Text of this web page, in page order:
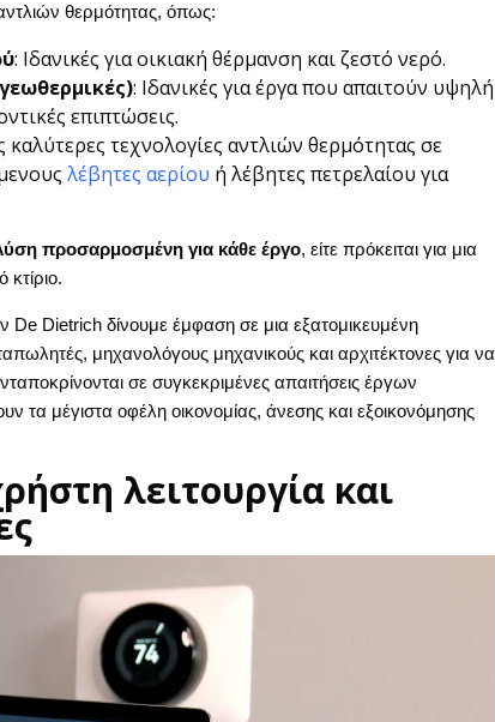
θερμότητας, όπως:
: Ιδανικές για οικιακή θέρμανση και ζεστό νερό.
: Ιδανικές για έργα που απαιτούν υψηλή
επιπτώσεις.
καλύτερες τεχνολογίες αντλιών θερμότητας σε
λέβητες αερίου ή λέβητες πετρελαίου για
προσαρμοσμένη για κάθε έργο, είτε πρόκειται για μια
κτίριο.
De Dietrich δίνουμε έμφαση σε μια εξατομικευμένη
μηχανολόγους μηχανικούς και αρχιτέκτονες για να
σε συγκεκριμένες απαιτήσεις έργων
τα μέγιστα οφέλη οικονομίας, άνεσης και εξοικονόμησης
λειτουργία και